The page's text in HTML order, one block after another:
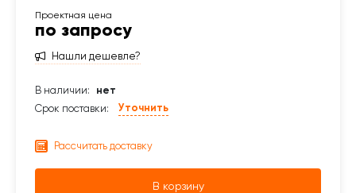
по запросу
Нашли дешевле?
В наличии:
нет
Срок поставки:
Уточнить
Рассчитать доставку
В корзину